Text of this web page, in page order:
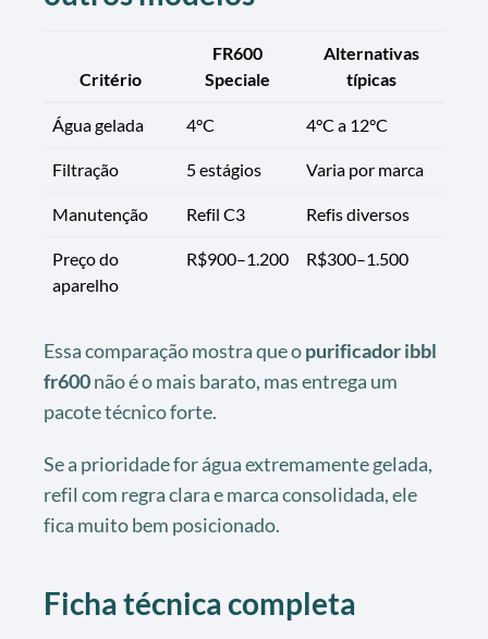
Critério
FR600
Speciale
Alternativas
típicas
Água gelada 4°C 4°C a 12°C
Filtração 5 estágios Varia por marca
Manutenção Refil C3 Refis diversos
Preço do
aparelho
R$900–1.200 R$300–1.500
Essa comparação mostra que opurificador ibbl
fr600não é o mais barato, mas entrega um
pacote técnico forte.
Se a prioridade for água extremamente gelada,
refil com regra clara e marca consolidada, ele
fica muito bem posicionado.
Ficha técnica completa